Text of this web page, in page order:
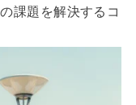
課題を解決するコ